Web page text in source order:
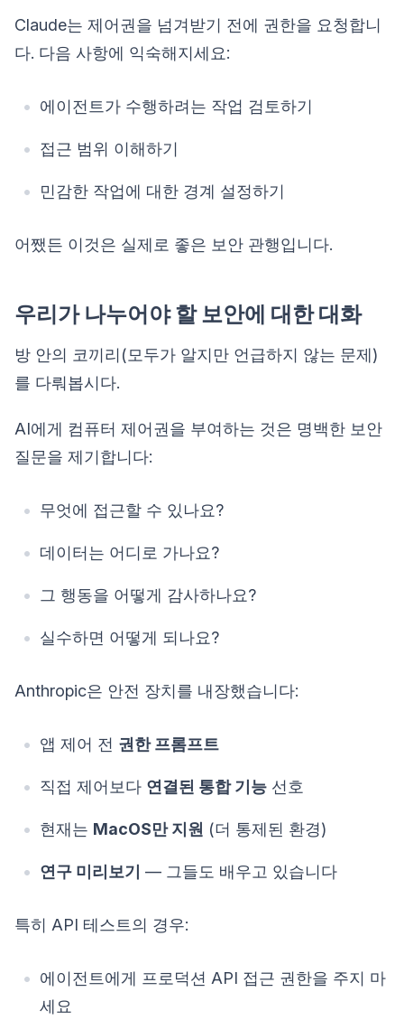
Claude는 제어권을 넘겨받기 전에 권한을 요청합니
다. 다음 사항에 익숙해지세요:
에이전트가 수행하려는 작업 검토하기
접근 범위 이해하기
민감한 작업에 대한 경계 설정하기
어쨌든 이것은 실제로 좋은 보안 관행입니다.
우리가 나누어야 할 보안에 대한 대화
방 안의 코끼리(모두가 알지만 언급하지 않는 문제)
를 다뤄봅시다.
AI에게 컴퓨터 제어권을 부여하는 것은 명백한 보안
질문을 제기합니다:
무엇에 접근할 수 있나요?
데이터는 어디로 가나요?
그 행동을 어떻게 감사하나요?
실수하면 어떻게 되나요?
Anthropic은 안전 장치를 내장했습니다:
앱 제어 전 권한 프롬프트
직접 제어보다 연결된 통합 기능 선호
현재는 MacOS만 지원 (더 통제된 환경)
연구 미리보기 — 그들도 배우고 있습니다
특히 API 테스트의 경우:
에이전트에게 프로덕션 API 접근 권한을 주지 마
세요